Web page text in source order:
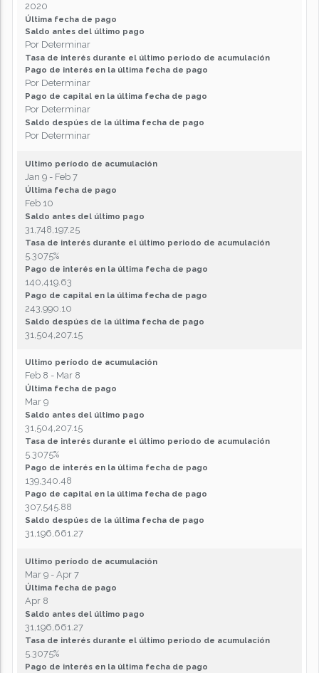
2020
Última fecha de pago
Saldo antes del último pago
Por Determinar
Tasa de interés durante el último periodo de acumulación
Pago de interés en la última fecha de pago
Por Determinar
Pago de capital en la última fecha de pago
Por Determinar
Saldo despúes de la última fecha de pago
Por Determinar
Ultimo período de acumulación
Jan 9 - Feb 7
Última fecha de pago
Feb 10
Saldo antes del último pago
31,748,197.25
Tasa de interés durante el último periodo de acumulación
5.3075%
Pago de interés en la última fecha de pago
140,419.63
Pago de capital en la última fecha de pago
243,990.10
Saldo despúes de la última fecha de pago
31,504,207.15
Ultimo período de acumulación
Feb 8 - Mar 8
Última fecha de pago
Mar 9
Saldo antes del último pago
31,504,207.15
Tasa de interés durante el último periodo de acumulación
5.3075%
Pago de interés en la última fecha de pago
139,340.48
Pago de capital en la última fecha de pago
307,545.88
Saldo despúes de la última fecha de pago
31,196,661.27
Ultimo período de acumulación
Mar 9 - Apr 7
Última fecha de pago
Apr 8
Saldo antes del último pago
31,196,661.27
Tasa de interés durante el último periodo de acumulación
5.3075%
Pago de interés en la última fecha de pago